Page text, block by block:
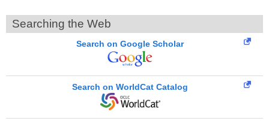
Searching the Web
Search on Google Scholar
Search on WorldCat Catalog